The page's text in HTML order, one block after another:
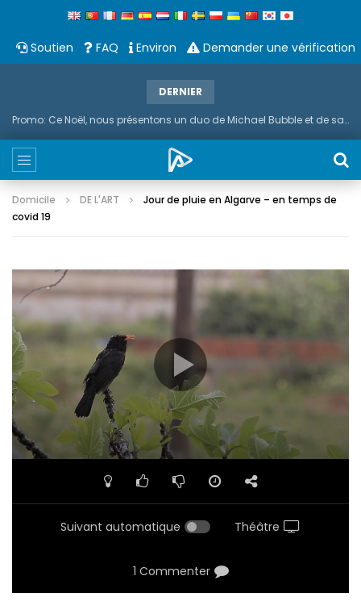
Soutien FAQ Environ Demander une vérification
DERNIER
Promo: Ce Noël, nous présentons un duo de Michael Bubble et de saxophone
Domicile DE L'ART
Jour de pluie en Algarve – en temps de
covid 19
Suivant automatique Théâtre
1 Commenter